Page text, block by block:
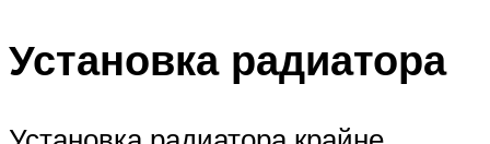
Установка радиатора